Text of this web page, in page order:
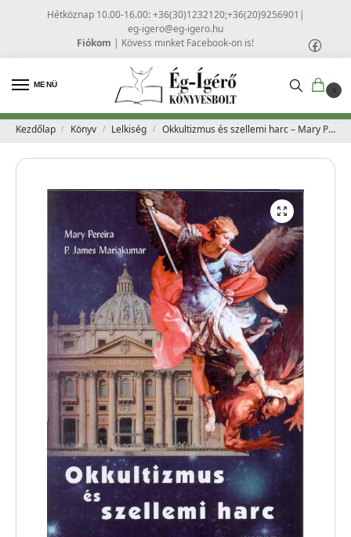
Hétköznap 10.00-16.00: +36(30)1232120;+36(20)9256901 |
eg-igero@eg-igero.hu
Fiókom | Kövess minket Facebook-on is!
MENÜ
0
Kezdőlap / Könyv / Lelkiség / Okkultizmus és szellemi harc – Mary Pereira, P.James Mariakumar